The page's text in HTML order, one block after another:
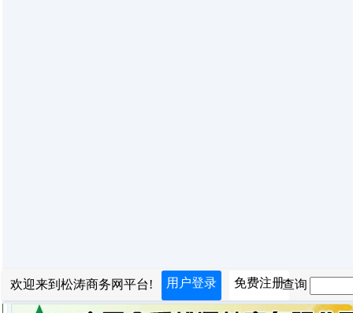
欢迎来到松涛商务网平台! 用户登录 免费注册查询：